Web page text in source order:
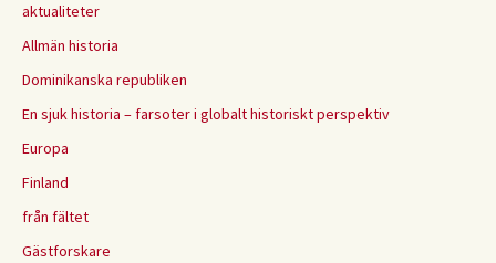
aktualiteter
Allmän historia
Dominikanska republiken
En sjuk historia – farsoter i globalt historiskt perspektiv
Europa
Finland
från fältet
Gästforskare